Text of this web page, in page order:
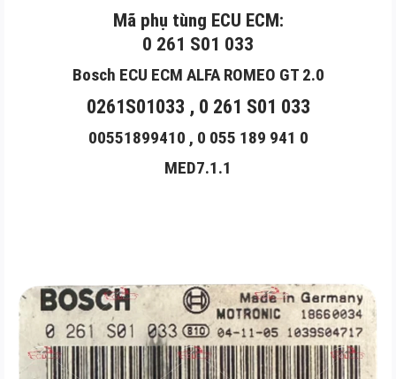
Mã phụ tùng ECU ECM:
0 261 S01 033
Bosch ECU ECM ALFA ROMEO GT 2.0
0261S01033 , 0 261 S01 033
00551899410 , 0 055 189 941 0
MED7.1.1